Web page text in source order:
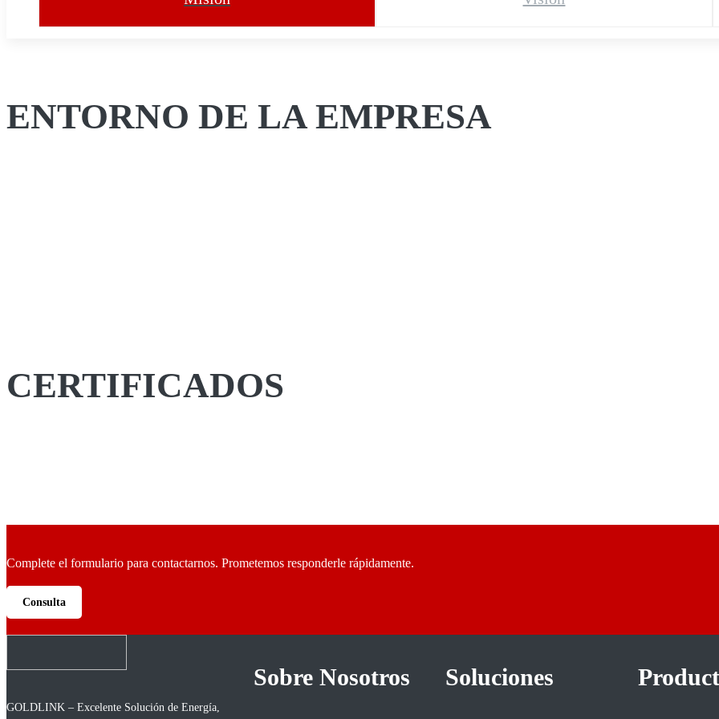
ENTORNO DE LA EMPRESA
CERTIFICADOS
Complete el formulario para contactarnos. Prometemos responderle rápidamente.
Consulta
GOLDLINK – Excelente Solución de Energía,
Sobre Nosotros Soluciones